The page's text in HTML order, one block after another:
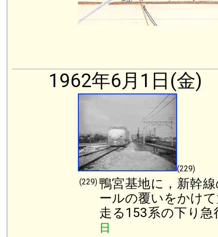
1962年6月1日(金)
(229)
(229) 鴨宮基地に，新幹
ールの覆いをかけ
走る153系の下り
日